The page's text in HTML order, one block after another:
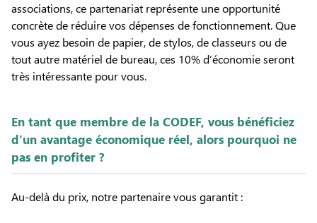
associations, ce partenariat représente une opportunité
concrète de réduire vos dépenses de fonctionnement. Que
vous ayez besoin de papier, de stylos, de classeurs ou de
tout autre matériel de bureau, ces 10% d’économie seront
très intéressante pour vous.
En tant que membre de la CODEF, vous bénéficiez
d’un avantage économique réel, alors pourquoi ne
pas en profiter ?
Au-delà du prix, notre partenaire vous garantit :